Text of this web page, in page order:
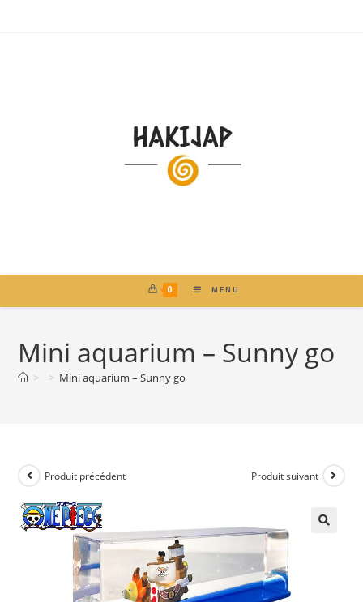
0 MENU
Mini aquarium – Sunny go
> > Mini aquarium – Sunny go
Produit précédent Produit suivant